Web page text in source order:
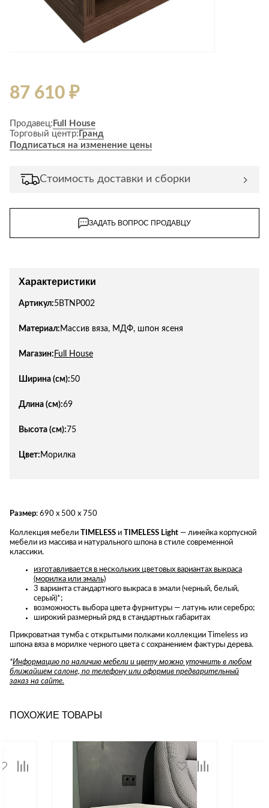
87 610 ₽
Продавец: Full House
Торговый центр: Гранд
Подписаться на изменение цены
Стоимость доставки и сборки
ЗАДАТЬ ВОПРОС ПРОДАВЦУ
Характеристики
Артикул:5BTNP002
Материал: Массив вяза, МДФ, шпон ясеня
Магазин: Full House
Ширина (см):50
Длина (см):69
Высота (см):75
Цвет: Морилка
Размер: 690 х 500 х 750
Коллекция мебели TIMELESS и TIMELESS Light — линейка корпусной
мебели из массива и натурального шпона в стиле современной
классики.
изготавливается в нескольких цветовых вариантах выкраса
(морилка или эмаль)
3 варианта стандартного выкраса в эмали (черный, белый,
серый)*;
возможность выбора цвета фурнитуры — латунь или серебро;
широкий размерный ряд в стандартных габаритах
Прикроватная тумба с открытыми полками коллекции Timeless из
шпона вяза в морилке черного цвета с сохранением фактуры дерева.
*Информацию по наличию мебели и цвету можно уточнить в любом
ближайшем салоне, по телефону или оформив предварительный
заказ на сайте.
ПОХОЖИЕ ТОВАРЫ